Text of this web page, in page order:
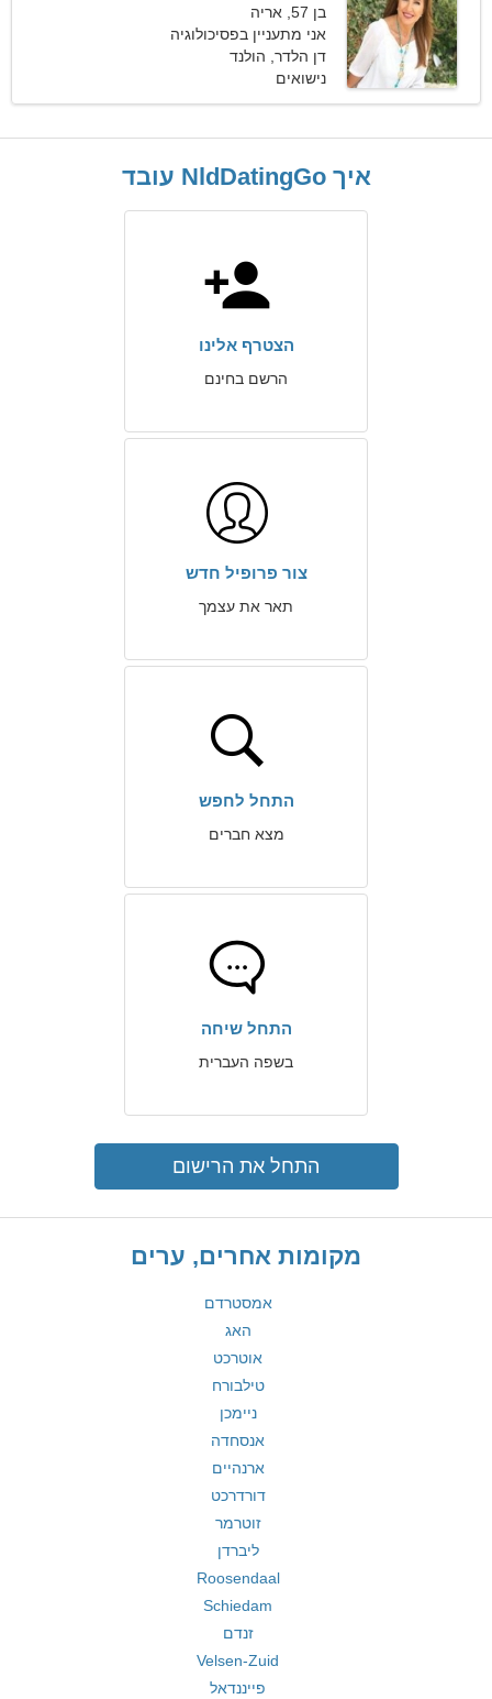
בן 57, אריה
אני מתעניין בפסיכולוגיה
וסקי
דן הלדר, הולנד
נישואים
איך NldDatingGo עובד
הצטרף אלינו
הרשם בחינם
צור פרופיל חדש
תאר את עצמך
התחל לחפש
מצא חברים
התחל שיחה
בשפה העברית
התחל את הרישום
מקומות אחרים, ערים
אמסטרדם
האג
אוטרכט
טילבורח
ניימכן
אנסחדה
ארנהיים
דורדרכט
זוטרמר
ליברדן
Roosendaal
Schiedam
זנדם
Velsen-Zuid
פייננדאל